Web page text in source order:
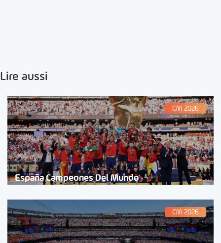
Lire aussi
CM 2026
España Campeones Del Mundo
CM 2026